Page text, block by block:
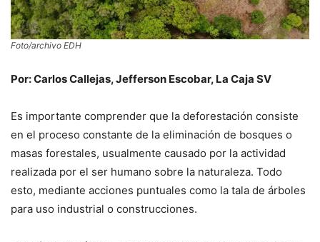
Foto/archivo EDH
Por: Carlos Callejas, Jefferson Escobar, La Caja SV
Es importante comprender que la deforestación consiste
en el proceso constante de la eliminación de bosques o
masas forestales, usualmente causado por la actividad
realizada por el ser humano sobre la naturaleza. Todo
esto, mediante acciones puntuales como la tala de árboles
para uso industrial o construcciones.